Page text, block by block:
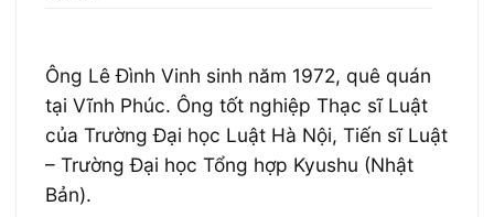
Ông Lê Đình Vinh sinh năm 1972, quê quán
tại Vĩnh Phúc. Ông tốt nghiệp Thạc sĩ Luật
của Trường Đại học Luật Hà Nội, Tiến sĩ Luật
– Trường Đại học Tổng hợp Kyushu (Nhật
Bản).